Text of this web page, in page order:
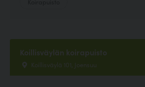
Koillisväylän koirapuisto
Koillisväylä 101, Joensuu